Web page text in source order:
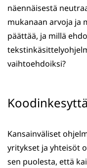
näennäisestä
mukanaan arvoja ja
päättää, ja millä
vaihtoehdoiksi?
Kansainväliset
yritykset ja yhteisöt
sen puolesta, että